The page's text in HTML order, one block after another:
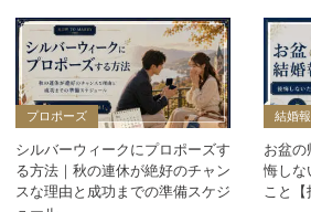
プロポーズ
シルバーウィークにプロポーズす
る方法｜秋の連休が絶好のチャン
スな理由と成功までの準備スケジ
結婚
お盆の
悔しな
こと【